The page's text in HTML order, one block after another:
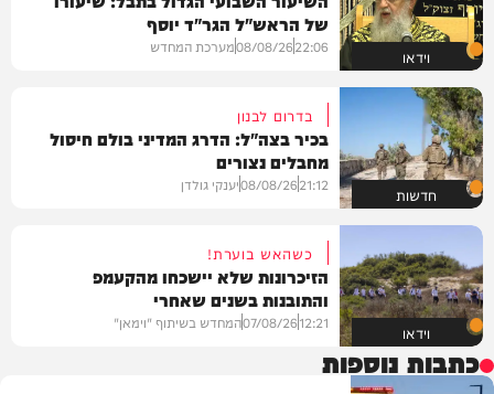
וידאו
של הראש"ל הגר"ד יוסף
22:06
08/08/26מערכת המחדש
חדשות
בדרום לבנון
בכיר בצה"ל: הדרג המדיני בולם חיסול
מחבלים נצורים
21:12
08/08/26יענקי גולדן
וידאו
כשהאש בוערת!
הזיכרונות שלא יישכחו מהקעמפ
והתובנות בשנים שאחרי
12:21
07/08/26המחדש בשיתוף "וימאן"
כתבות נוספות